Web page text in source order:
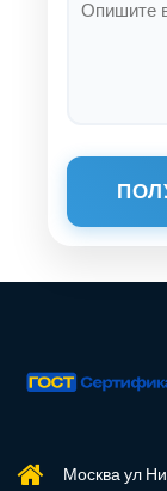
Москва ул